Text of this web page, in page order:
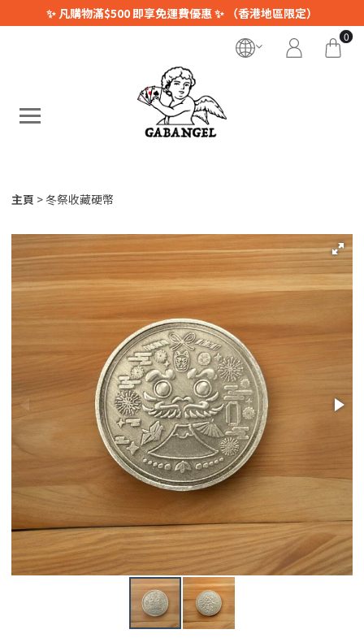
✨ 凡購物滿$500 即享免運費優惠 ✨ （香港地區限定）
0
主頁 冬祭收藏硬幣